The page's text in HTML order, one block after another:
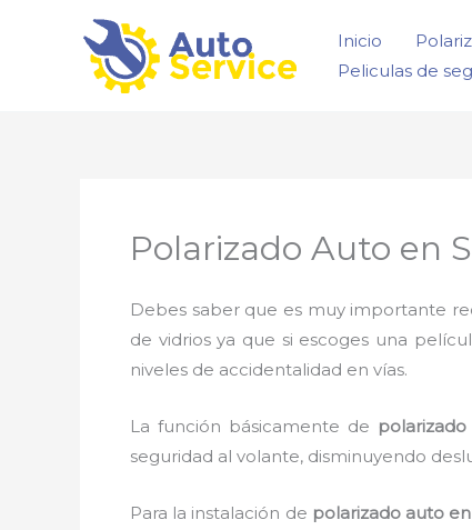
Inicio
Peliculas de
Polarizado Auto en
Debes saber que es muy importante
de vidrios ya que si escoges una
niveles de accidentalidad en vías.
La función básicamente de
seguridad al volante, disminuyendo
Para la instalación de polarizado autoen